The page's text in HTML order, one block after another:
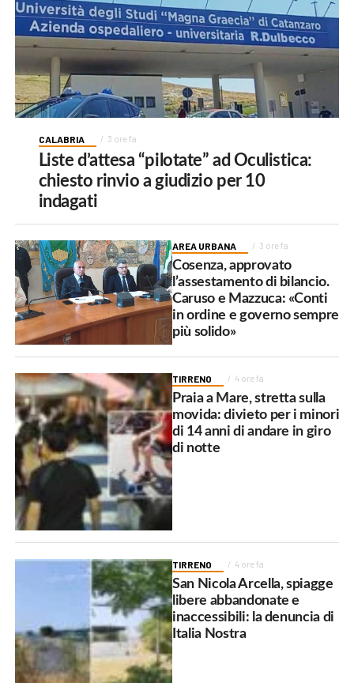
CALABRIA 3 ore fa
Liste d’attesa “pilotate” ad Oculistica:
chiesto rinvio a giudizio per 10
indagati
AREA URBANA 3 ore fa
Cosenza, approvato
l’assestamento di bilancio.
Caruso e Mazzuca: «Conti
in ordine e governo sempre
più solido»
TIRRENO 4 ore fa
Praia a Mare, stretta sulla
movida: divieto per i minori
di 14 anni di andare in giro
di notte
TIRRENO 4 ore fa
San Nicola Arcella, spiagge
libere abbandonate e
inaccessibili: la denuncia di
Italia Nostra